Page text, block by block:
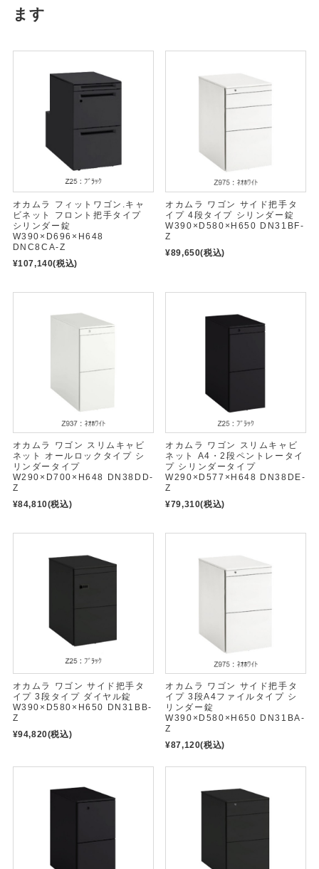
ます
オカムラ フィットワゴン.キャ
ビネット フロント把手タイプ
シリンダー錠
W390×D696×H648
DNC8CA-Z
¥107,140(税込)
オカムラ ワゴン サイド把手タ
イプ 4段タイプ シリンダー錠
W390×D580×H650 DN31BF-
Z
¥89,650(税込)
オカムラ ワゴン スリムキャビ
ネット オールロックタイプ シ
リンダータイプ
W290×D700×H648 DN38DD-
Z
¥84,810(税込)
オカムラ ワゴン スリムキャビ
ネット A4・2段ペントレータイ
プ シリンダータイプ
W290×D577×H648 DN38DE-
Z
¥79,310(税込)
オカムラ ワゴン サイド把手タ
イプ 3段タイプ ダイヤル錠
W390×D580×H650 DN31BB-
Z
¥94,820(税込)
オカムラ ワゴン サイド把手タ
イプ 3段A4ファイルタイプ シ
リンダー錠
W390×D580×H650 DN31BA-
Z
¥87,120(税込)